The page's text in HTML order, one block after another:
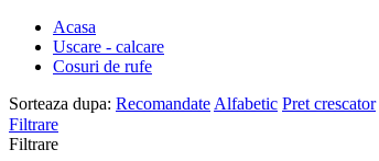
Acasa
Uscare - calcare
Cosuri de rufe
Sorteaza dupa: Recomandate Alfabetic Pret crescator
Filtrare
Filtrare